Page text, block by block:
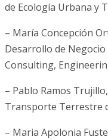
de Ecología Urbana y
– María Concepción
Desarrollo de
Consulting,
– Pablo Ramos
Transporte Terrestre
– Maria Apolonia